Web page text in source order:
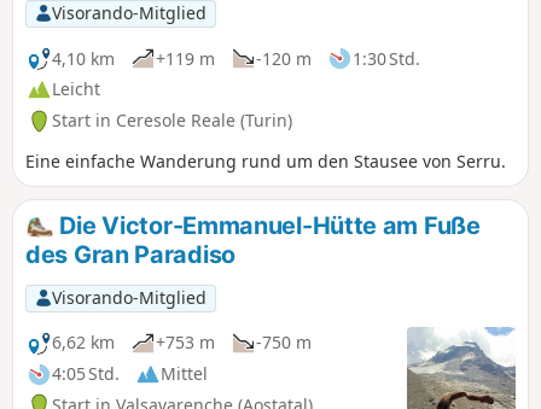
Visorando-Mitglied
4,10 km
+119 m -120 m
1:30 Std.
Leicht
Start in Ceresole Reale (Turin)
Eine einfache Wanderung rund um den Stausee von Serru.
Die Victor-Emmanuel-Hütte am Fuße
des Gran Paradiso
Visorando-Mitglied
6,62 km
+753 m
-750 m
4:05 Std.
Mittel